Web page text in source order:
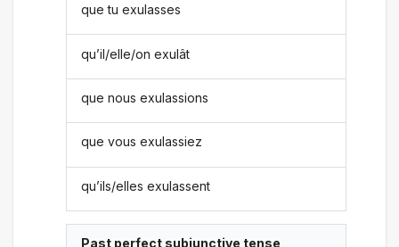
que tu exulasses
qu’il/elle/on exulât
que nous exulassions
que vous exulassiez
qu’ils/elles exulassent
Past perfect subjunctive tense